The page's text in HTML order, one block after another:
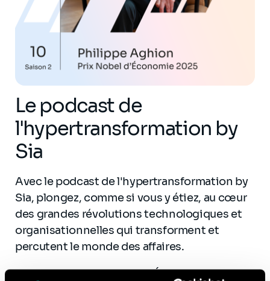
Le podcast de
l'hypertransformation by
Sia
Avec le podcast de l'hypertransformation by
Sia, plongez, comme si vous y étiez, au cœur
des grandes révolutions technologiques et
organisationnelles qui transforment et
percutent le monde des affaires.
En amont des Rencontres Économiques